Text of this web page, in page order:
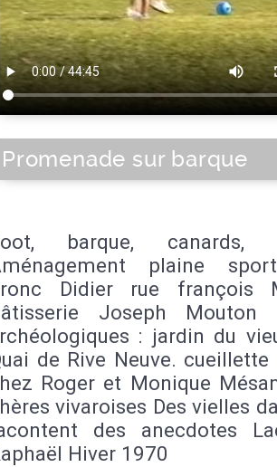
Promenade sur barque
barque, canards,
plaine
Didier rue françois
Joseph Mouton
: jardin du
de Rive Neuve. cueillette
Roger et Monique
vivaroises Des vielles
des anecdotes
Hiver 1970